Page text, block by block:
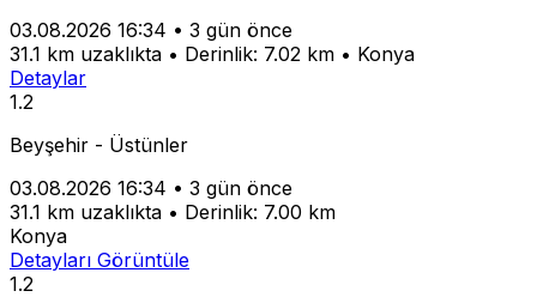
03.08.2026 16:34 • 3 gün önce
31.1 km uzaklıkta • Derinlik: 7.02 km • Konya
Detaylar
1.2
Beyşehir - Üstünler
03.08.2026 16:34 • 3 gün önce
31.1 km uzaklıkta • Derinlik: 7.00 km
Konya
Detayları Görüntüle
1.2